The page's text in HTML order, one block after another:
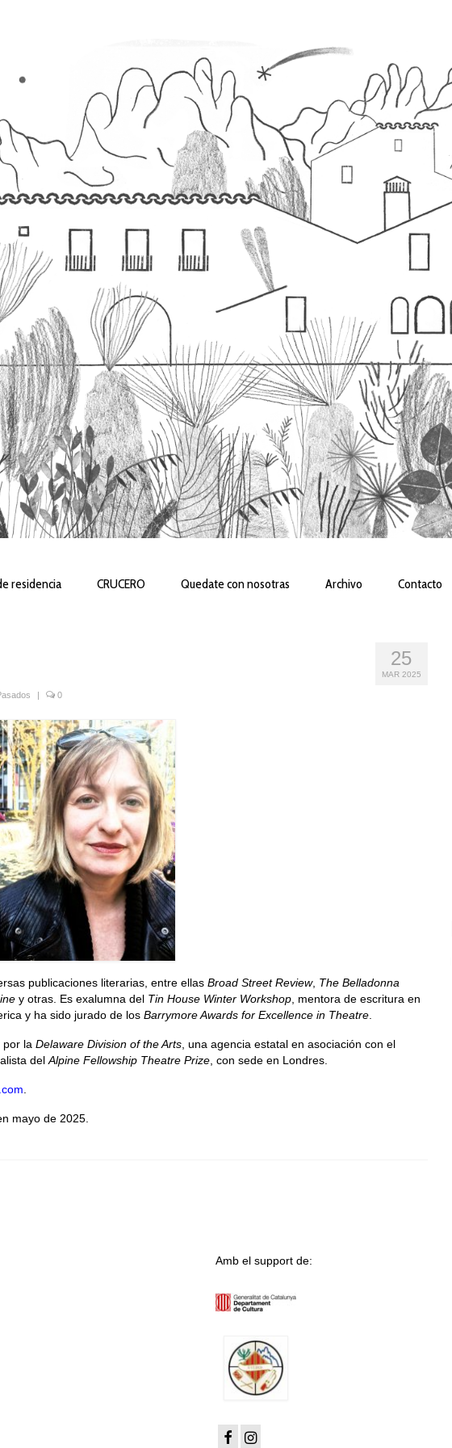
residencia CRUCERO Quedate con nosotras Archivo Contacto
25
MAR 2025
0
publicaciones literarias, entre ellas Broad Street Review, The Belladonna
y otras. Es exalumna del Tin House Winter Workshop , mentora de escritura en
y ha sido jurado de los Barrymore Awards for Excellence in Theatre
por la Delaware Division of the Arts , una agencia estatal en asociación con el
del Alpine Fellowship Theatre Prize , con sede en Londres.
mayo de 2025.
Amb el support de: